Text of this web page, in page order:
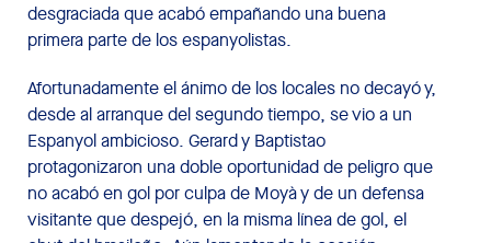
desgraciada que acabó empañando una buena
primera parte de los espanyolistas.
Afortunadamente el ánimo de los locales no decayó y,
desde al arranque del segundo tiempo, se vio a un
Espanyol ambicioso. Gerard y Baptistao
protagonizaron una doble oportunidad de peligro que
no acabó en gol por culpa de Moyà y de un defensa
visitante que despejó, en la misma línea de gol, el